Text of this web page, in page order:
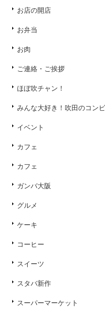
お店の開店
お弁当
お肉
ご連絡・ご挨拶
ほぼ吹チャン！
みんな大好き！吹田のコン
イベント
カフェ
カフェ
ガンバ大阪
グルメ
ケーキ
コーヒー
スイーツ
スタバ新作
スーパーマーケット